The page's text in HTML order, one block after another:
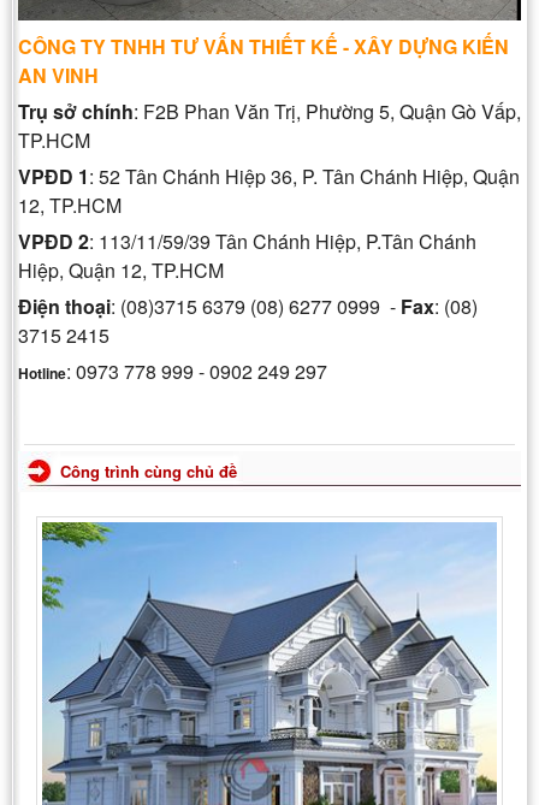
CÔNG TY TNHH TƯ VẤN THIẾT KẾ - XÂY DỰNG KIẾN
AN VINH
Trụ sở chính: F2B Phan Văn Trị, Phường 5, Quận Gò Vấp,
TP.HCM
VPĐD 1: 52 Tân Chánh Hiệp 36, P. Tân Chánh Hiệp, Quận
12, TP.HCM
VPĐD 2: 113/11/59/39 Tân Chánh Hiệp, P.Tân Chánh
Hiệp, Quận 12, TP.HCM
Điện thoại: (08)3715 6379 (08) 6277 0999 - Fax: (08)
3715 2415
Hotline: 0973 778 999 - 0902 249 297
Công trình cùng chủ đề